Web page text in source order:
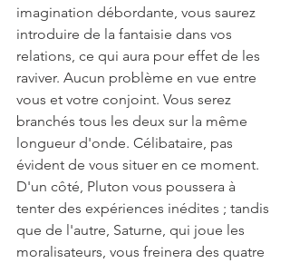
imagination débordante, vous saurez
introduire de la fantaisie dans vos
relations, ce qui aura pour effet de les
raviver. Aucun problème en vue entre
vous et votre conjoint. Vous serez
branchés tous les deux sur la même
longueur d'onde. Célibataire, pas
évident de vous situer en ce moment.
D'un côté, Pluton vous poussera à
tenter des expériences inédites ; tandis
que de l'autre, Saturne, qui joue les
moralisateurs, vous freinera des quatre